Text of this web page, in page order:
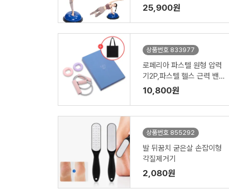
25,900원
상품번호 833977
로페리아 파스텔 원형 압력
기2P,파스텔 헬스 근력 밴
드1P,투포켓 에코백 세트
10,800원
상품번호 855292
발 뒤꿈치 굳은살 손잡이형
각질제거기
2,080원